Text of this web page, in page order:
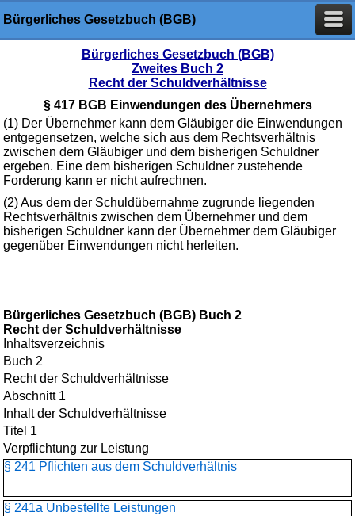
Bürgerliches Gesetzbuch (BGB)
Bürgerliches Gesetzbuch (BGB)
Zweites Buch 2
Recht der Schuldverhältnisse
§ 417 BGB Einwendungen des Übernehmers
(1) Der Übernehmer kann dem Gläubiger die Einwendungen
entgegensetzen, welche sich aus dem Rechtsverhältnis
zwischen dem Gläubiger und dem bisherigen Schuldner
ergeben. Eine dem bisherigen Schuldner zustehende
Forderung kann er nicht aufrechnen.
(2) Aus dem der Schuldübernahme zugrunde liegenden
Rechtsverhältnis zwischen dem Übernehmer und dem
bisherigen Schuldner kann der Übernehmer dem Gläubiger
gegenüber Einwendungen nicht herleiten.
Bürgerliches Gesetzbuch (BGB) Buch 2
Recht der Schuldverhältnisse
Inhaltsverzeichnis
Buch 2
Recht der Schuldverhältnisse
Abschnitt 1
Inhalt der Schuldverhältnisse
Titel 1
Verpflichtung zur Leistung
§ 241 Pflichten aus dem Schuldverhältnis
§ 241a Unbestellte Leistungen